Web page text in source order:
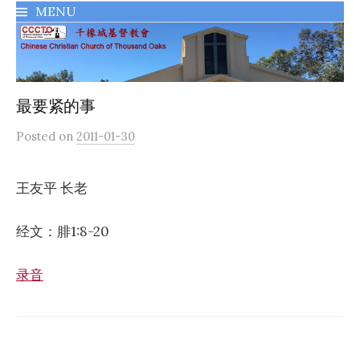
MENU
最要紧的事
Posted on 2011-01-30
王友平 长老
经文：腓1:8-20
录音